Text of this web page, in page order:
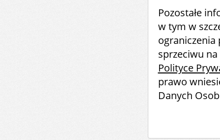
Pozostałe
w tym w
ograniczenia
sprzeciwu
Polityce
prawo
Danych